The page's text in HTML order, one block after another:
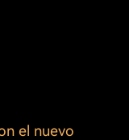
el nuevo